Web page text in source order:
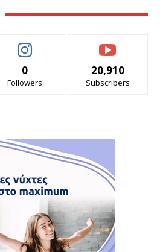
0
Followers
20,910
Subscribers